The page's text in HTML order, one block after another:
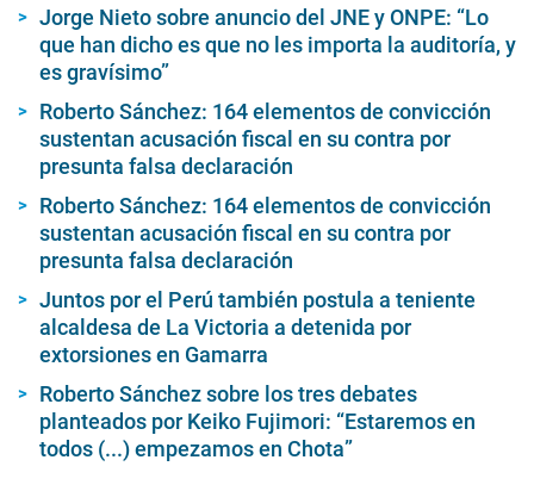
Jorge Nieto sobre anuncio del JNE y ONPE: “Lo
que han dicho es que no les importa la auditoría, y
es gravísimo”
Roberto Sánchez: 164 elementos de convicción
sustentan acusación fiscal en su contra por
presunta falsa declaración
Roberto Sánchez: 164 elementos de convicción
sustentan acusación fiscal en su contra por
presunta falsa declaración
Juntos por el Perú también postula a teniente
alcaldesa de La Victoria a detenida por
extorsiones en Gamarra
Roberto Sánchez sobre los tres debates
planteados por Keiko Fujimori: “Estaremos en
todos (...) empezamos en Chota”